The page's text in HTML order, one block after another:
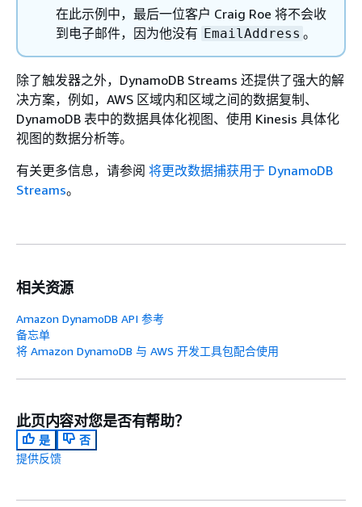
在此示例中，最后一位客户 Craig Roe 将不会收
到电子邮件，因为他没有 EmailAddress 。
除了触发器之外，DynamoDB Streams 还提供了强大的解
决方案，例如，AWS 区域内和区域之间的数据复制、
DynamoDB 表中的数据具体化视图、使用 Kinesis 具体化
视图的数据分析等。
有关更多信息，请参阅 将更改数据捕获用于 DynamoDB
Streams。
相关资源
Amazon DynamoDB API 参考
备忘单
将 Amazon DynamoDB 与 AWS 开发工具包配合使用
此页内容对您是否有帮助？
是
否
提供反馈